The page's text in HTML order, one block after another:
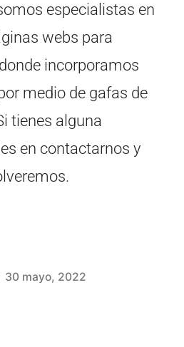
especialistas en
webs para
incorporamos
medio de gafas de
tienes alguna
en contactarnos y
30 mayo, 2022